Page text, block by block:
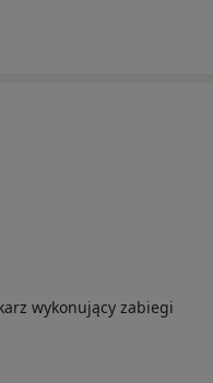
wykonujący zabiegi